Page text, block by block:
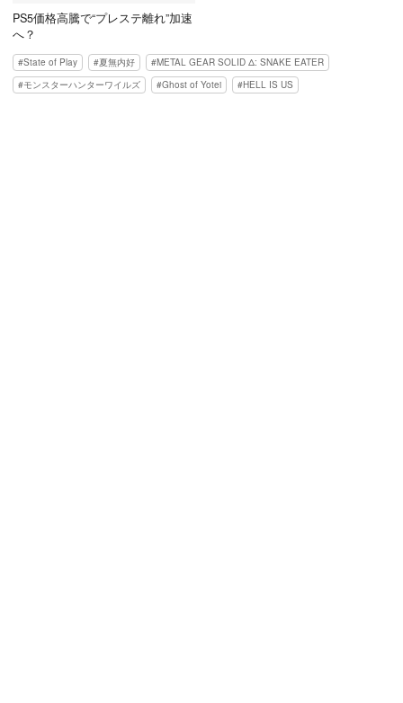
PS5価格高騰で“プレステ離れ”加速
へ？
State of Play 夏無内好
METAL GEAR SOLID Δ: SNAKE EATER
モンスターハンターワイルズ
Ghost of Yotei HELL IS US